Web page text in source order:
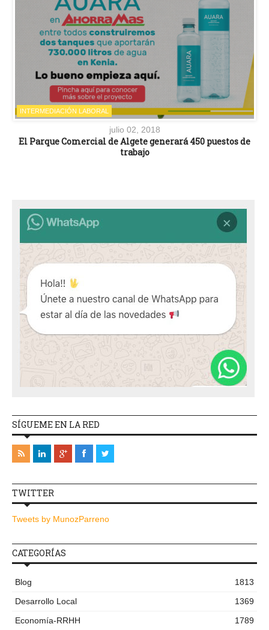
INTERMEDIACIÓN LABORAL
julio 02, 2018
El Parque Comercial de Algete generará 450 puestos de
trabajo
SÍGUEME EN LA RED
TWITTER
Tweets by MunozParreno
CATEGORÍAS
Blog
1813
Desarrollo Local
1369
Economía-RRHH
1789